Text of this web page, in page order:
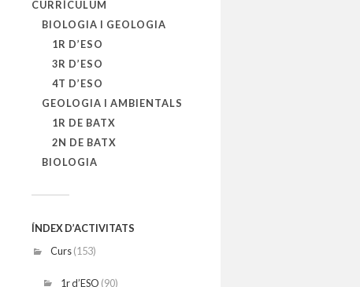
CURRÍCULUM
BIOLOGIA I GEOLOGIA
1R D’ESO
3R D’ESO
4T D’ESO
GEOLOGIA I AMBIENTALS
1R DE BATX
2N DE BATX
BIOLOGIA
ÍNDEX D’ACTIVITATS
Curs(153)
1r d’ESO (90)